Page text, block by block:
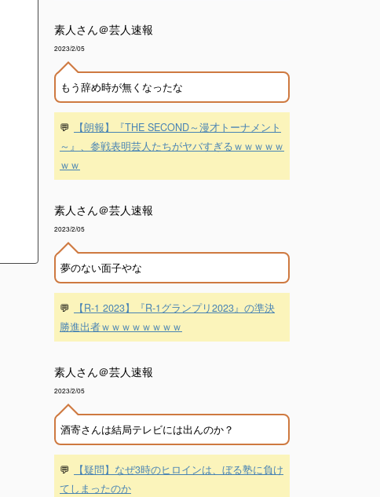
素人さん＠芸人速報
2023/2/05
もう辞め時が無くなったな
💬
【朗報】『THE SECOND～漫才トーナメント
～』、参戦表明芸人たちがヤバすぎるｗｗｗｗｗ
ｗｗ
素人さん＠芸人速報
2023/2/05
夢のない面子やな
💬
【R-1 2023】『R-1グランプリ2023』の準決
勝進出者ｗｗｗｗｗｗｗｗ
素人さん＠芸人速報
2023/2/05
酒寄さんは結局テレビには出んのか？
💬
【疑問】なぜ3時のヒロインは、ぼる塾に負け
てしまったのか